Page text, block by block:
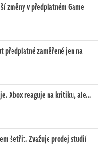
změny v předplatném Game
předplatné zaměřené jen na
Xbox reaguje na kritiku, ale…
šetřit. Zvažuje prodej studií